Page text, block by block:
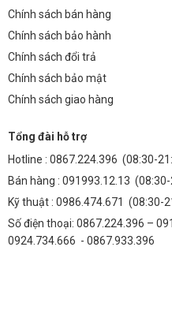
Chính sách bán hàng
Chính sách bảo hành
Chính sách đổi trả
Chính sách bảo mật
Chính sách giao hàng
Tổng đài hỗ trợ
Hotline : 0867.224.396 (08:30-
Bán hàng : 091993.12.13
Kỹ thuật : 0986.474.671 (08:30-
Số điện thoại: 0867.224.396 –
0924.734.666 - 0867.933.396